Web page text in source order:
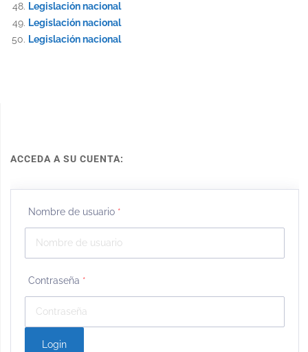
Legislación nacional
Legislación nacional
Legislación nacional
ACCEDA A SU CUENTA:
Nombre de usuario *
Contraseña *